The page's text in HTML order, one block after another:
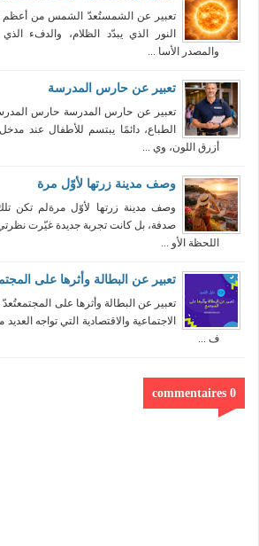
تعبير عن الشمستُعدّ الشمس من أعظم
النور الذي يبدّد الظلام، والدفء
والمصدر الأسا ...
تعبير عن حارس المدرسة
تعبير عن حارس المدرسة حارس
الطباع، دائمًا يبتسم للأطفال عند
أزرق اللون، وي ...
وصف مدينة زرتها لأوّل مرة
وصف مدينة زرتها لأوّل مرةلم تكن
صدفة، بل كانت تجربة جديدة غيّرت
اللحظة الأو ...
تعبير عن البطالة وأثرها على
تعبير عن البطالة وأثرها على
الاجتماعية والاقتصادية التي تواجه
ف ...
0 commentaires